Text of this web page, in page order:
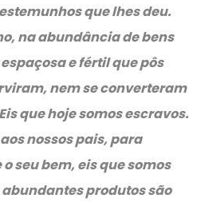
que lhes deu.
na abundância de bens
e fértil que pôs
nem se converteram
Eis que hoje somos escravos.
nossos pais, para
seu bem, eis que somos
abundantes produtos são